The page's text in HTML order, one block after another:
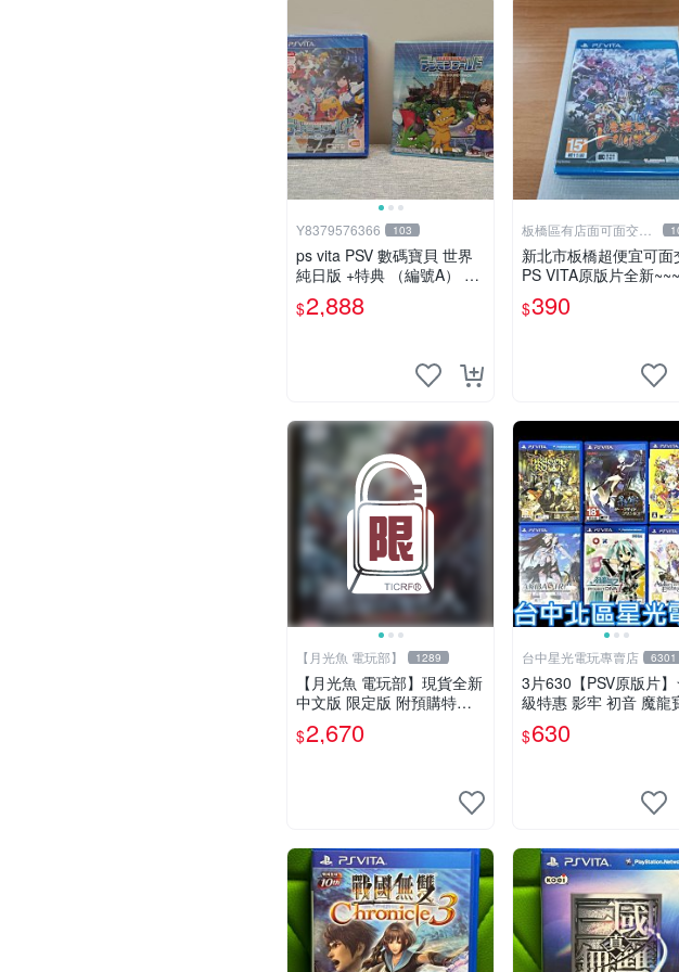
Y8379576366 103
ps vita PSV 數碼寶貝 世界
純日版 +特典 （編號A） 全
新未拆
$2,888
板橋區有店面可面交高
價回收電玩
新北市板橋超便宜可面
PS VITA原版片全新
神 兆力翁 超魔界~~~便
$390
【月光魚 電玩部】 1289
【月光魚 電玩部】現貨全新
中文版 限定版 附預購特典
PSV 進擊的巨人 寶箱版 亞
版中文版 亞洲中文版
$2,670
台中星光電玩專賣店 6301
3片630【PSV原版片
級特惠 影牢 初音 魔龍
鍊金工房 ☆中古二手商
【星光】
$630